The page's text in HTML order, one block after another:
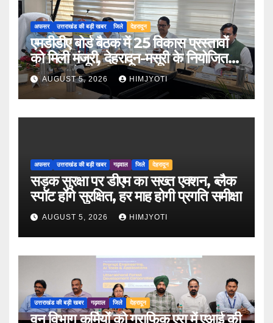
अफसर उत्तराखंड की बड़ी खबर जिले देहरादून
एमडीडीए बोर्ड बैठक में 25 विकास प्रस्तावों
को मिली मंजूरी, देहरादून-मसूरी के नियोजित
विकास को मिलेगी रफ्तार
AUGUST 5, 2026 HIMJYOTI
अफसर उत्तराखंड की बड़ी खबर गढ़वाल जिले देहरादून
सड़क सुरक्षा पर डीएम का सख्त एक्शन, ब्लैक
स्पॉट होंगे सुरक्षित, हर माह होगी प्रगति समीक्षा
AUGUST 5, 2026 HIMJYOTI
उत्तराखंड की बड़ी खबर गढ़वाल जिले देहरादून
वन विभाग कर्मियों को ग्राफिक एरा में एआई की